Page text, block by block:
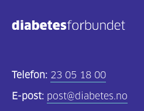
Telefon: 23 05 18 00
E-post: post@diabetes.no